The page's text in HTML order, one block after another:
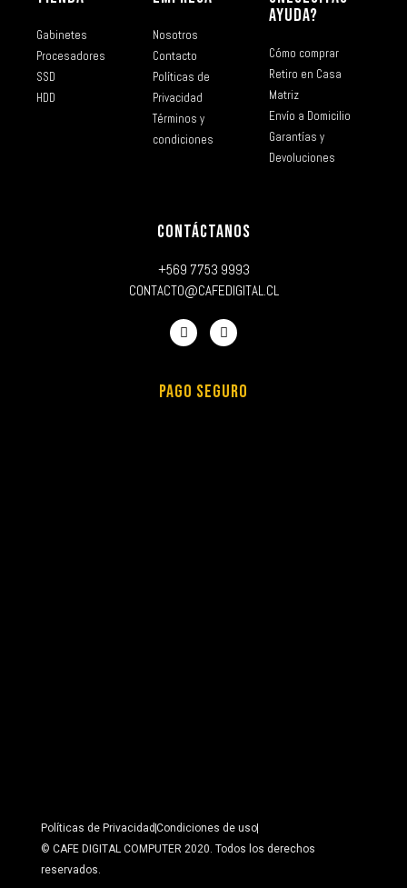
Gabinetes
Procesadores
SSD
HDD
Nosotros
Contacto
Políticas de
Privacidad
Términos y
condiciones
AYUDA?
Cómo comprar
Retiro en Casa
Matriz
Envío a Domicilio
Garantías y
Devoluciones
CONTÁCTANOS
+569 7753 9993
CONTACTO@CAFEDIGITAL.CL
PAGO SEGURO
Políticas de Privacidad Condiciones de uso
© CAFE DIGITAL COMPUTER 2020. Todos los derechos
reservados.